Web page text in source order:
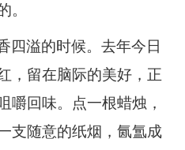
。
四溢的时候。去年今日
，留在脑际的美好，正
嚼回味。点一根蜡烛，
支随意的纸烟，氤氲成